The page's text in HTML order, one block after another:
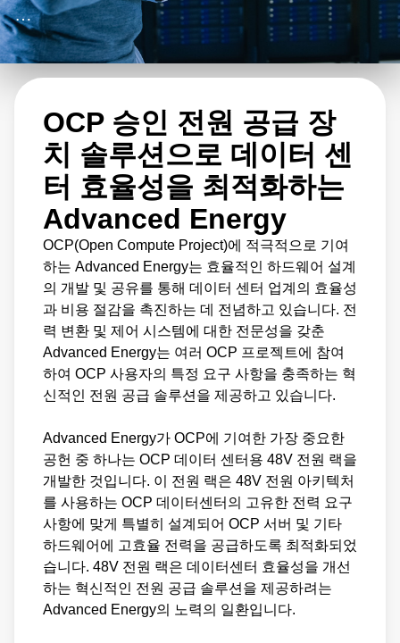
Advanced Energy의 OCP에 대한 주요 공헌 중
하나는 OCP 데이터 센터용 48V 전원 랙 개발
입니다. 48V 전원 랙은 OCP 서버 및 기타 하드
웨어에 고효율 전력을 공급하도록 설계되었으
며, 이는 일반적으로 48V 전원 아키텍처를 사
용하는 OCP 데이터센터의 고유한 전력 요구사
항에 최적화되어 있습니다. 48V 전원 랙은 데
이터센터 산업에 대해 혁신적인 전원 공급 솔루
션을 개발하기 위한 Advanced Energy의 광범
위한 노력 중 하나입니다.
Advanced Energy는 OCP와의 협력을 통해 데
이터센터 업계의 혁신과 효율성을 촉진하는 데
기여하고 있습니다. 전력 변환 및 제어 시스템
유한 요구 사항에 맞는 전원 공급 솔루션을 개
발하는 데 중요한 역할을 했습니다. Advanced
Energy는 OCP 및 기타 업계 리더들과 긴밀히
협력함으로써 데이터센터 기술의 미래를 설계
하고 효율성과 안정성, 비용 효율성을 유지할
수 있도록 지원하고 있습니다.
OCP 승인 전원 공급 장
치 솔루션으로 데이터 센
터 효율성을 최적화하는
Advanced Energy
OCP(Open Compute Project)에 적극적으로 기여
하는 Advanced Energy는 효율적인 하드웨어 설계
의 개발 및 공유를 통해 데이터 센터 업계의 효율성
과 비용 절감을 촉진하는 데 전념하고 있습니다. 전
력 변환 및 제어 시스템에 대한 전문성을 갖춘
Advanced Energy는 여러 OCP 프로젝트에 참여
하여 OCP 사용자의 특정 요구 사항을 충족하는 혁
신적인 전원 공급 솔루션을 제공하고 있습니다.
Advanced Energy가 OCP에 기여한 가장 중요한
공헌 중 하나는 OCP 데이터 센터용 48V 전원 랙을
개발한 것입니다. 이 전원 랙은 48V 전원 아키텍처
를 사용하는 OCP 데이터센터의 고유한 전력 요구
사항에 맞게 특별히 설계되어 OCP 서버 및 기타
하드웨어에 고효율 전력을 공급하도록 최적화되었
습니다. 48V 전원 랙은 데이터센터 효율성을 개선
하는 혁신적인 전원 공급 솔루션을 제공하려는
Advanced Energy의 노력의 일환입니다.